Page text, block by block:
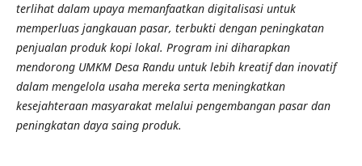
terlihat dalam upaya memanfaatkan digitalisasi untuk
memperluas jangkauan pasar, terbukti dengan peningkatan
penjualan produk kopi lokal. Program ini diharapkan
mendorong UMKM Desa Randu untuk lebih kreatif dan inovatif
dalam mengelola usaha mereka serta meningkatkan
kesejahteraan masyarakat melalui pengembangan pasar dan
peningkatan daya saing produk.